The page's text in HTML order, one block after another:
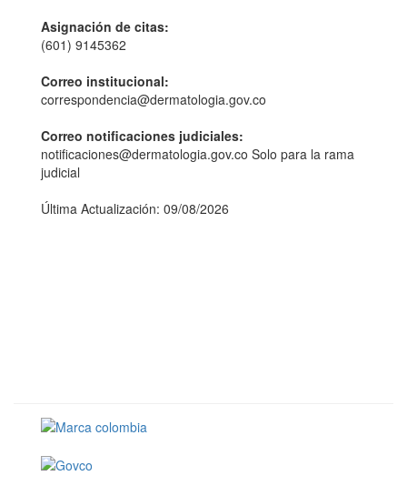
Asignación de citas:
(601) 9145362
Correo institucional:
correspondencia@dermatologia.gov.co
Correo notificaciones judiciales:
notificaciones@dermatologia.gov.co Solo para la rama
judicial
Última Actualización: 09/08/2026